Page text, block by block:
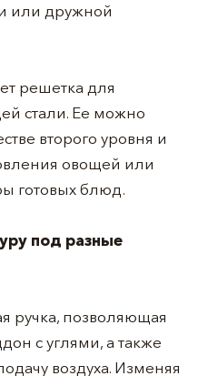
или дружной
решетка для
стали. Ее можно
второго уровня и
овощей или
готовых блюд.
под разные
ручка, позволяющая
с углями, а также
воздуха. Изменяя